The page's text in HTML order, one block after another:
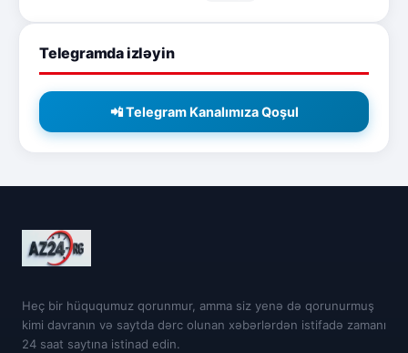
Telegramda izləyin
📲 Telegram Kanalımıza Qoşul
Heç bir hüququmuz qorunmur, amma siz yenə də qorunurmuş
kimi davranın və saytda dərc olunan xəbərlərdən istifadə zamanı
24 saat saytına istinad edin.